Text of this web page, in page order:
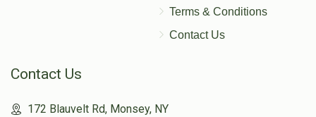
Terms & Conditions
Contact Us
Contact Us
172 Blauvelt Rd, Monsey, NY